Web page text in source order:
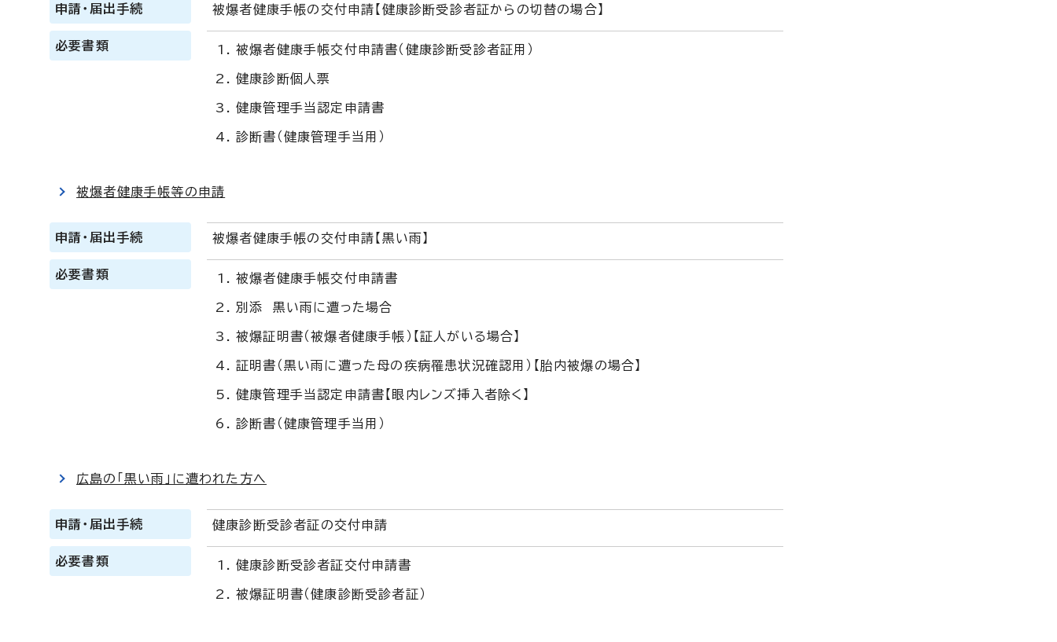
申請・届出手続 被爆者健康手帳の交付申請【健康診断受診者証からの切替の場合】
必要書類 被爆者健康手帳交付申請書（健康診断受診者証用）
健康診断個人票
健康管理手当認定申請書
診断書（健康管理手当用）
被爆者健康手帳等の申請
申請・届出手続 被爆者健康手帳の交付申請【黒い雨】
必要書類 被爆者健康手帳交付申請書
別添 黒い雨に遭った場合
被爆証明書（被爆者健康手帳）【証人がいる場合】
証明書（黒い雨に遭った母の疾病罹患状況確認用）【胎内被爆の場合】
健康管理手当認定申請書【眼内レンズ挿入者除く】
診断書（健康管理手当用）
広島の「黒い雨」に遭われた方へ
申請・届出手続 健康診断受診者証の交付申請
必要書類 健康診断受診者証交付申請書
被爆証明書（健康診断受診者証）